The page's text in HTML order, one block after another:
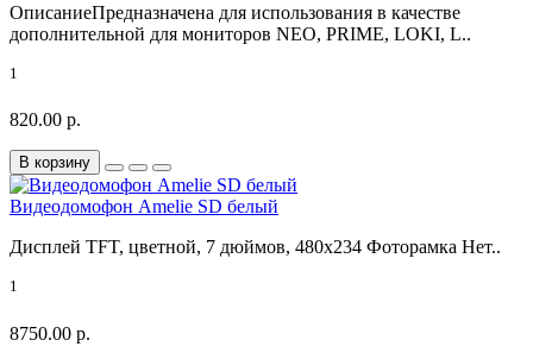
ОписаниеПредназначена для использования в качестве
дополнительной для мониторов NEO, PRIME, LOKI, L..
1
820.00 р.
В корзину
Видеодомофон Amelie SD белый
Дисплей TFT, цветной, 7 дюймов, 480x234 Фоторамка Нет..
1
8750.00 р.